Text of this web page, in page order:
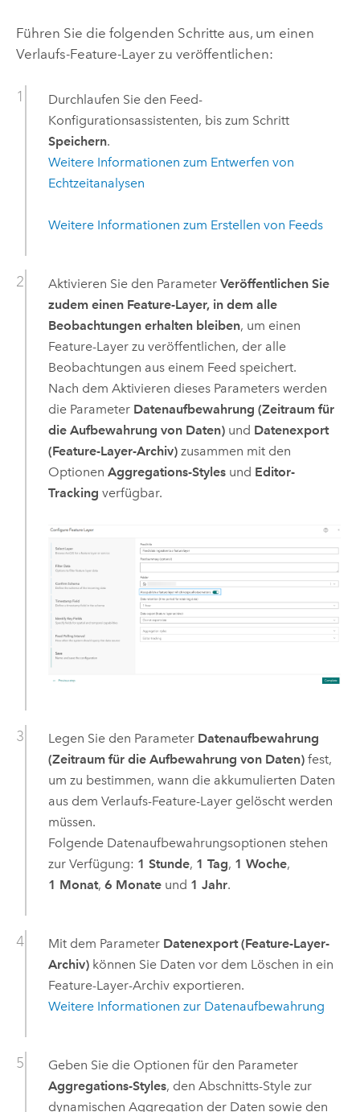
Führen Sie die folgenden Schritte aus, um einen
Verlaufs-Feature-Layer zu veröffentlichen:
Durchlaufen Sie den Feed-
Konfigurationsassistenten, bis zum Schritt
Speichern.
Weitere Informationen zum Entwerfen von
Echtzeitanalysen
Weitere Informationen zum Erstellen von Feeds
Aktivieren Sie den Parameter Veröffentlichen Sie
zudem einen Feature-Layer, in dem alle
Beobachtungen erhalten bleiben, um einen
Feature-Layer zu veröffentlichen, der alle
Beobachtungen aus einem Feed speichert.
Nach dem Aktivieren dieses Parameters werden
die Parameter Datenaufbewahrung (Zeitraum für
die Aufbewahrung von Daten)und Datenexport
(Feature-Layer-Archiv)zusammen mit den
Optionen Aggregations-Stylesund Editor-
Tracking verfügbar.
Legen Sie den Parameter Datenaufbewahrung
(Zeitraum für die Aufbewahrung von Daten)fest,
um zu bestimmen, wann die akkumulierten Daten
aus dem Verlaufs-Feature-Layer gelöscht werden
müssen.
Folgende Datenaufbewahrungsoptionen stehen
zur Verfügung: 1 Stunde, 1 Tag, 1 Woche,
1 Monat, 6 Monateund 1 Jahr.
Mit dem Parameter Datenexport (Feature-Layer-
Archiv)können Sie Daten vor dem Löschen in ein
Feature-Layer-Archiv exportieren.
Weitere Informationen zur Datenaufbewahrung
Geben Sie die Optionen für den Parameter
Aggregations-Styles, den Abschnitts-Style zur
dynamischen Aggregation der Daten sowie den